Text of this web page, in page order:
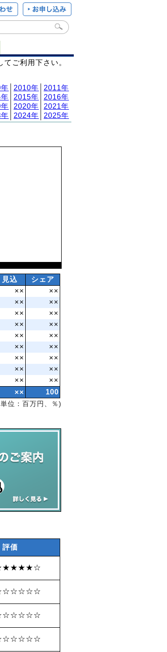
てご利用下さい。
2010年
2011年
2015年
2016年
2020年
2021年
2024年 2025年
見込
シェア
××
××
××
××
××
××
××
××
××
××
××
××
××
××
××
××
××
××
××
100
位：百万円、％)
評価